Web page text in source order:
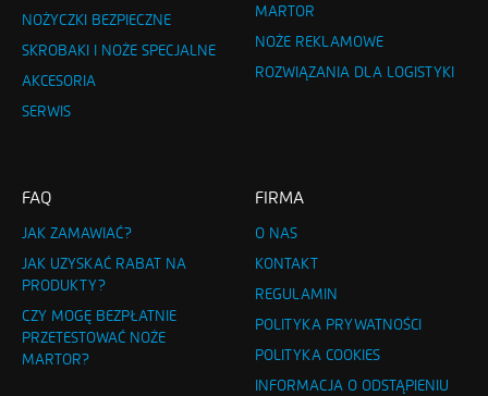
NOŻYCZKI BEZPIECZNE
SKROBAKI I NOŻE SPECJALNE
AKCESORIA
SERWIS
MARTOR
NOŻE REKLAMOWE
ROZWIĄZANIA DLA LOGISTYKI
FAQ
JAK ZAMAWIAĆ?
JAK UZYSKAĆ RABAT NA
PRODUKTY?
CZY MOGĘ BEZPŁATNIE
PRZETESTOWAĆ NOŻE
MARTOR?
FIRMA
O NAS
KONTAKT
REGULAMIN
POLITYKA PRYWATNOŚCI
POLITYKA COOKIES
INFORMACJA O ODSTĄPIENIU